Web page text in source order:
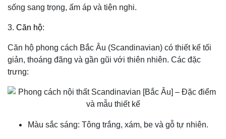
sống sang trọng, ấm áp và tiện nghi.
3. Căn hộ:
Căn hộ phong cách Bắc Âu (Scandinavian) có thiết kế tối
giản, thoáng đãng và gần gũi với thiên nhiên. Các đặc
trưng:
Màu sắc sáng: Tông trắng, xám, be và gỗ tự nhiên.